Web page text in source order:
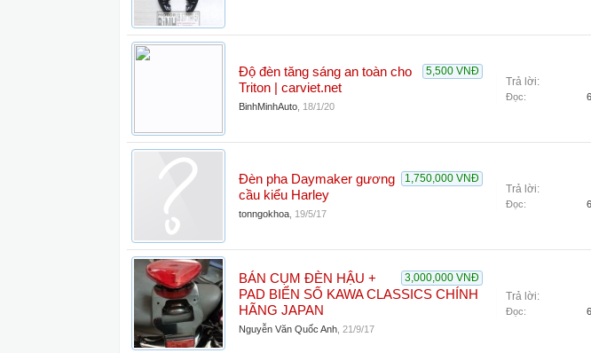
5,500 VNĐ
Độ đèn tăng sáng an toàn cho
Triton | carviet.net
BinhMinhAuto 18/1/20
Trả lời:
Đọc:
1,750,000 VNĐ
Đèn pha Daymaker gương
cầu kiểu Harley
tonngokhoa 19/5/17
Trả lời:
Đọc:
3,000,000 VNĐ
BÁN CỤM ĐÈN HẬU +
PAD BIỂN SỐ KAWA CLASSICS CHÍNH
HÃNG JAPAN
Nguyễn Văn Quốc Anh 21/9/17
Trả lời:
Đọc: